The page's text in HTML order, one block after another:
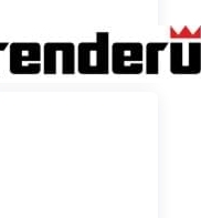
Brenderup